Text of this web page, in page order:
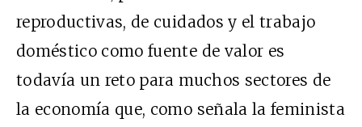
reproductivas, de cuidados y el trabajo
doméstico como fuente de valor es
todavía un reto para muchos sectores de
la economía que, como señala la feminista